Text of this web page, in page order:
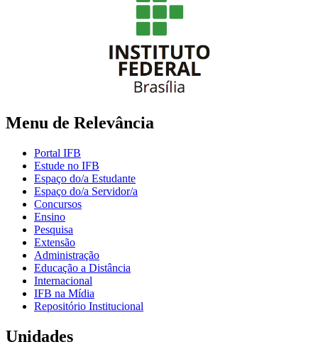
Menu de Relevância
Portal IFB
Estude no IFB
Espaço do/a Estudante
Espaço do/a Servidor/a
Concursos
Ensino
Pesquisa
Extensão
Administração
Educação a Distância
Internacional
IFB na Mídia
Repositório Institucional
Unidades